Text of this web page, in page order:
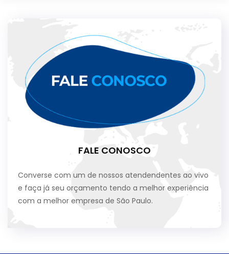
FALE CONOSCO
Converse com um de nossos atendendentes ao vivo
e faça já seu orçamento tendo a melhor experiência
com a melhor empresa de São Paulo.